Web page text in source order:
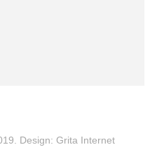
Design: Grita Internet